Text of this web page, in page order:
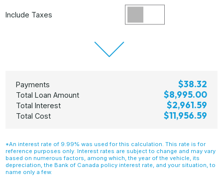
Include Taxes
Payments $38.32
Total Loan Amount $8,995.00
Total Interest $2,961.59
Total Cost $11,956.59
*An interest rate of 9.99% was used for this calculation. This rate is for
reference purposes only. Interest rates are subject to change and may vary
based on numerous factors, among which, the year of the vehicle, its
depreciation, the Bank of Canada policy interest rate, and your situation, to
name only a few.